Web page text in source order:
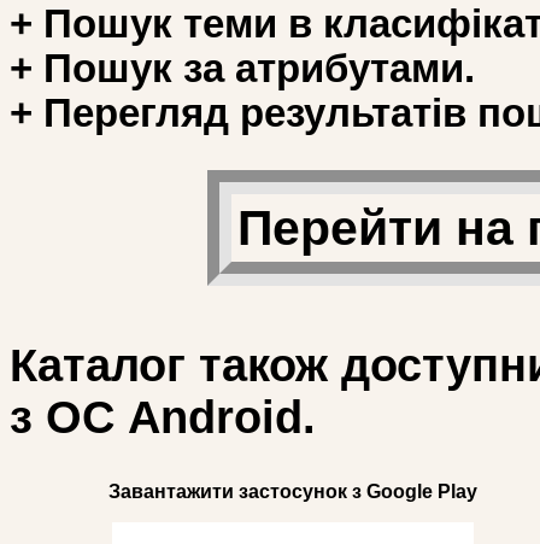
+ Пошук теми в
+ Пошук за атрибутами.
+ Перегляд результатів
Перейти на
Каталог також
з ОС Android.
Завантажити застосунок з Google Play